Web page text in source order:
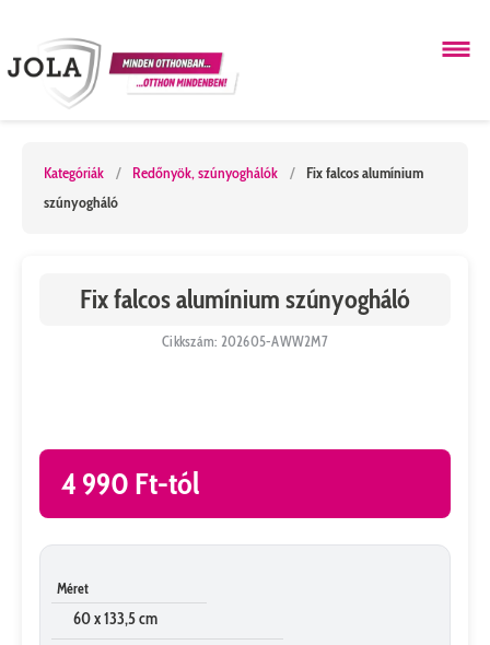
Kategóriák / Redőnyök, szúnyoghálók /
Fix falcos alumínium
szúnyogháló
Fix falcos alumínium szúnyogháló
Cikkszám: 202605-AWW2M7
4 990 Ft-tól
Méret
60 x 133,5 cm